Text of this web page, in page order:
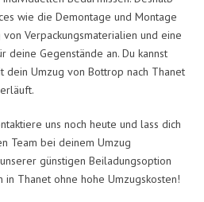
wie die Demontage und Montage
Verpackungsmaterialien und eine
deine Gegenstände an. Du kannst
dein Umzug von Bottrop nach Thanet
uns noch heute und lass dich
Team bei deinem Umzug
günstigen Beiladungsoption
Thanet ohne hohe Umzugskosten!